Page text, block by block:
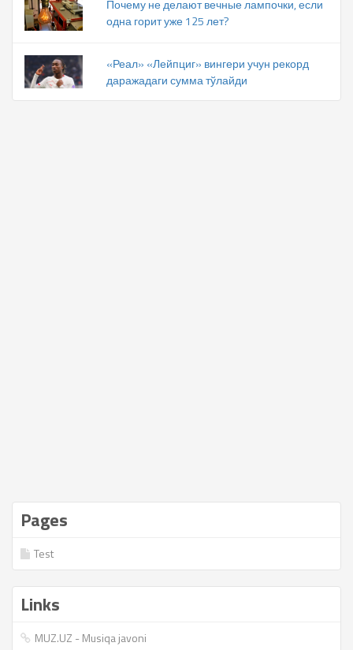
Почему не делают вечные лампочки, если
одна горит уже 125 лет?
«Реал» «Лейпциг» вингери учун рекорд
даражадаги сумма тўлайди
Pages
Test
Links
MUZ.UZ - Musiqa javoni